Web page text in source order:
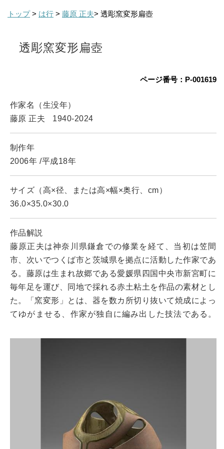
トップ > は行 > 藤原 正夫> 透彫窯変形扁壺
透彫窯変形扁壺
ページ番号：P-001619
作家名（生没年）
藤原 正夫
1940-2024
制作年
2006年 /平成18年
サイズ（高×径、または高×幅×奥行、cm）
36.0×35.0×30.0
作品解説
藤原正夫は神奈川県鎌倉での修業を経て、当初は笠間
市、次いでつくば市と茨城県を拠点に活動した作家であ
る。藤原は生まれ故郷である愛媛県四国中央市新宮町に
毎年足を運び、同地で採れる赤土粘土を作品の素材とし
た。「窯変形」とは、器を数カ所切り抜いて焼成によっ
てゆがませる、作家が独自に編み出した技法である。